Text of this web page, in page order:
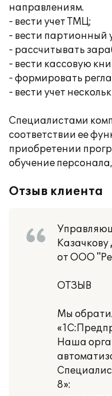
направлениям.
- вести учет ТМЦ;
- вести партионный
- рассчитывать
- вести кассовую
- формировать
- вести учет
Специалистами
соответствии ее
приобретении
обучение
Отзыв клиента
от ООО
ОТЗЫВ
Мы
Наша
8»: